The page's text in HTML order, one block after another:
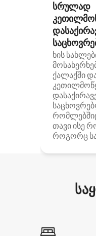
სრულად
ხის
ქალაქში
თავი ისე
როგორც